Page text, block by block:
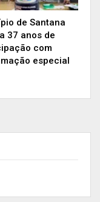
de Santana
37 anos de
com
especial